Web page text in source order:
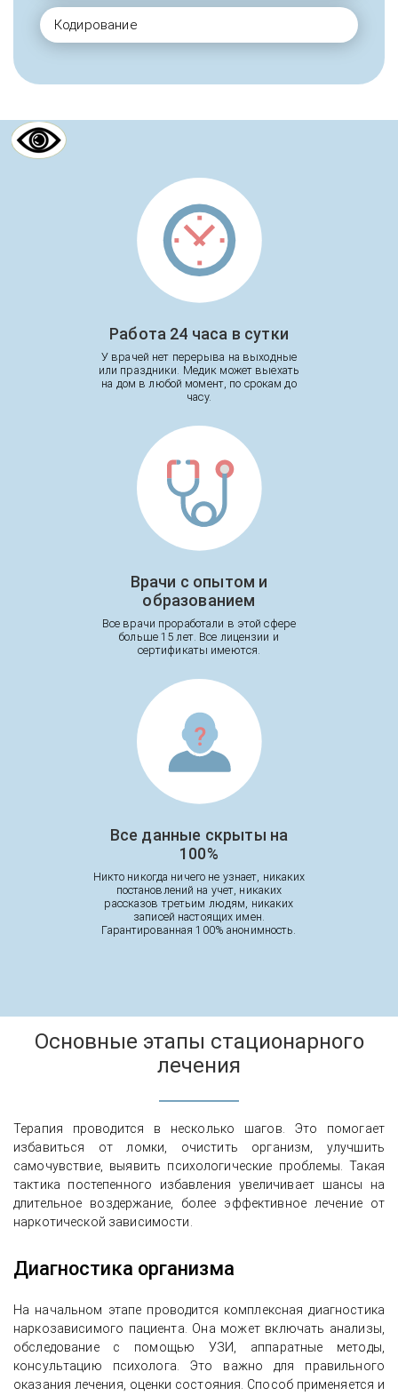
Кодирование
Работа 24 часа в сутки
У врачей нет перерыва на выходные
или праздники. Медик может выехать
на дом в любой момент, по срокам до
часу.
Врачи с опытом и
образованием
Все врачи проработали в этой сфере
больше 15 лет. Все лицензии и
сертификаты имеются.
Все данные скрыты на
100%
Никто никогда ничего не узнает, никаких
постановлений на учет, никаких
рассказов третьим людям, никаких
записей настоящих имен.
Гарантированная 100% анонимность.
Основные этапы стационарного
лечения
Терапия проводится в несколько шагов. Это помогает
избавиться от ломки, очистить организм, улучшить
самочувствие, выявить психологические проблемы. Такая
тактика постепенного избавления увеличивает шансы на
длительное воздержание, более эффективное лечение от
наркотической зависимости.
Диагностика организма
На начальном этапе проводится комплексная диагностика
наркозависимого пациента. Она может включать анализы,
обследование с помощью УЗИ, аппаратные методы,
консультацию психолога. Это важно для правильного
оказания лечения, оценки состояния. Способ применяется и